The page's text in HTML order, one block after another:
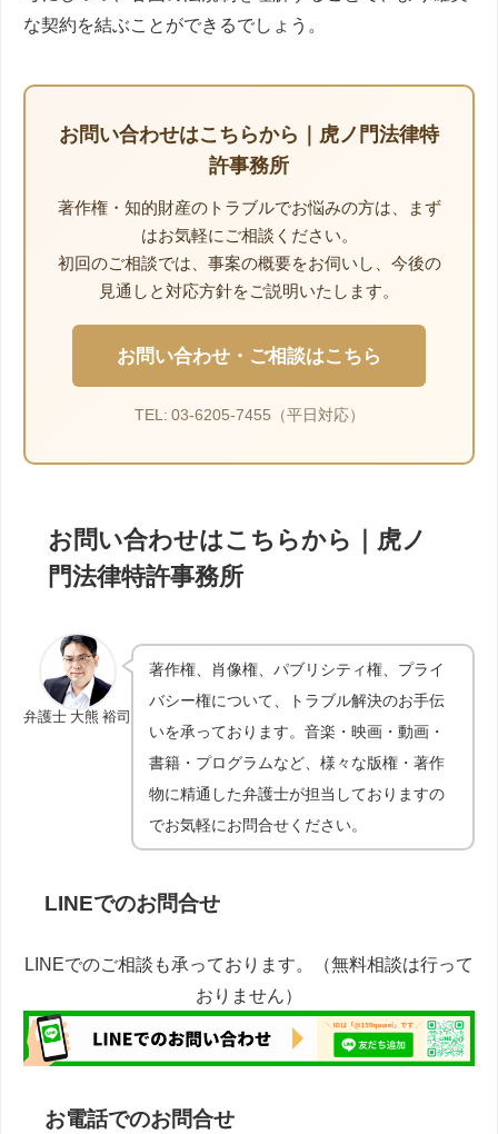
な契約を結ぶことができるでしょう。
お問い合わせはこちらから｜虎ノ門法律特
許事務所
著作権・知的財産のトラブルでお悩みの方は、まず
はお気軽にご相談ください。
初回のご相談では、事案の概要をお伺いし、今後の
見通しと対応方針をご説明いたします。
お問い合わせ・ご相談はこちら
TEL: 03-6205-7455（平日対応）
お問い合わせはこちらから｜虎ノ
門法律特許事務所
弁護士 大熊 裕司
著作権、肖像権、パブリシティ権、プライ
バシー権について、トラブル解決のお手伝
いを承っております。音楽・映画・動画・
書籍・プログラムなど、様々な版権・著作
物に精通した弁護士が担当しておりますの
でお気軽にお問合せください。
LINEでのお問合せ
LINEでのご相談も承っております。（無料相談は行って
おりません）
お電話でのお問合せ